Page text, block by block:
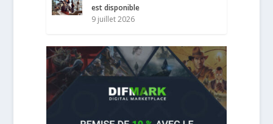
est disponible
9 juillet 2026